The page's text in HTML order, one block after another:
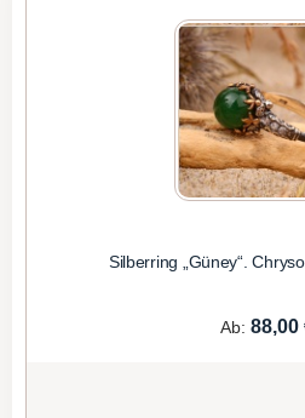
Silberring „Güney“.
Ab: 88,00